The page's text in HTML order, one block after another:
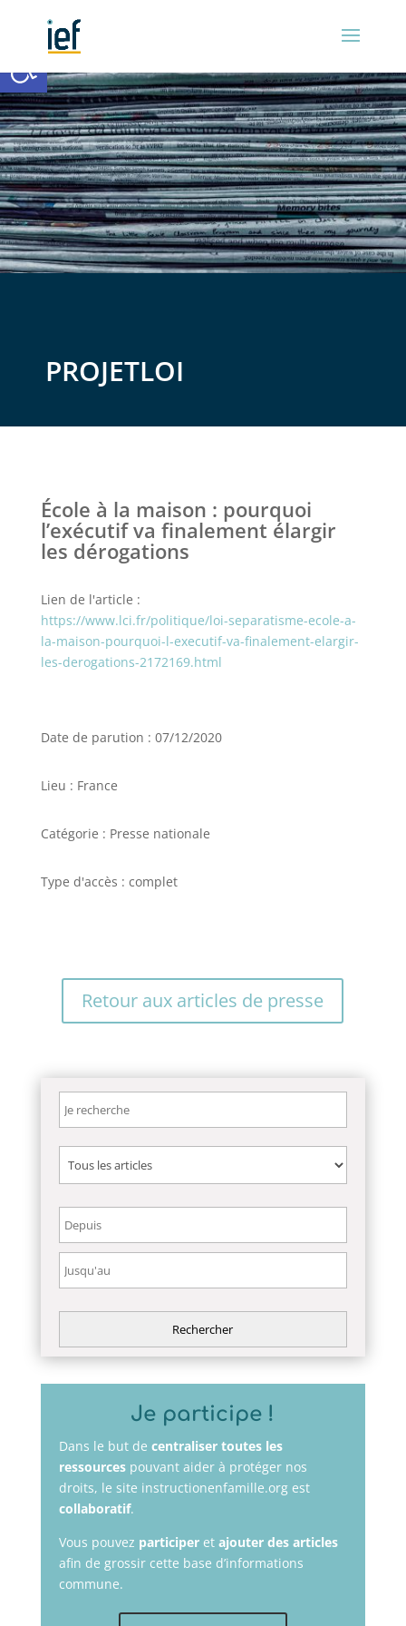
Ouvrir la barre d’outils
PROJETLOI
École à la maison : pourquoi
l’exécutif va finalement élargir
les dérogations
Lien de l'article :
https://www.lci.fr/politique/loi-separatisme-ecole-a-
la-maison-pourquoi-l-executif-va-finalement-elargir-
les-derogations-2172169.html
Date de parution : 07/12/2020
Lieu : France
Catégorie : Presse nationale
Type d'accès : complet
Retour aux articles de presse
Je participe !
Dans le but de centraliser toutes les
ressourcespouvant aider à protéger nos
droits, le site instructionenfamille.org est
collaboratif.
Vous pouvez participeret ajouter des articles
afin de grossir cette base d’informations
commune.